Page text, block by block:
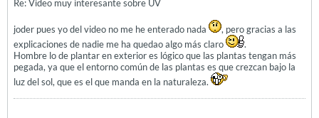
Re: Video muy interesante sobre UV
joder pues yo del video no me he enterado nada
, pero gracias a las
explicaciones de nadie me ha quedao algo más claro
.
Hombre lo de plantar en exterior es lógico que las plantas tengan más
pegada, ya que el entorno común de las plantas es que crezcan bajo la
luz del sol, que es el que manda en la naturaleza.